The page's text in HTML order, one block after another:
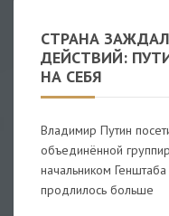
СТРАНА
ДЕЙСТВИЙ:
НА СЕБЯ
Владимир Путин
объединённой
начальником
продлилось больше